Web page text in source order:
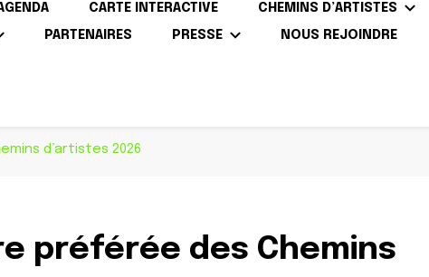
CARTE INTERACTIVE
CHEMINS D’ARTISTES
PARTENAIRES PRESSE NOUS REJOINDRE
d’artistes 2026
préférée des Chemins